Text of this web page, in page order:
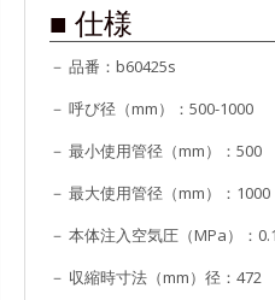
■ 仕様
－ 品番：b60425s
－ 呼び径（mm）：500-1000
－ 最小使用管径（mm）：500
－ 最大使用管径（mm）：1000
－ 本体注入空気圧（MPa）：
－ 収縮時寸法（mm）径：472